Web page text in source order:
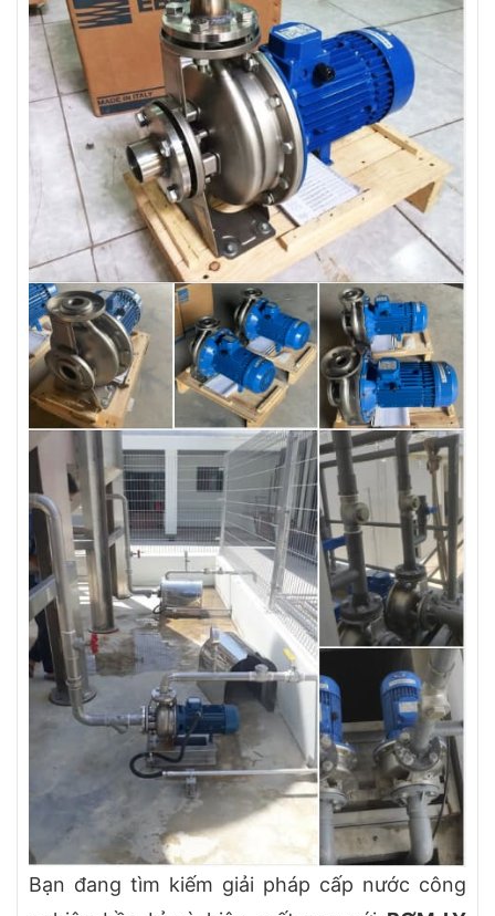
Bạn đang tìm kiếm giải pháp cấp nước công